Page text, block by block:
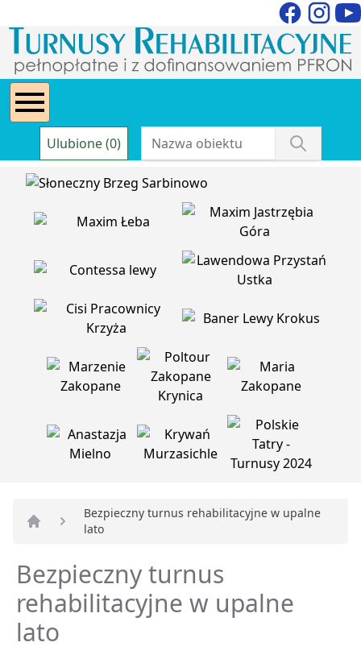
Ulubione (0)
Strona główna
Bezpieczny turnus rehabilitacyjne w upalne
lato
Bezpieczny turnus
rehabilitacyjne w upalne
lato